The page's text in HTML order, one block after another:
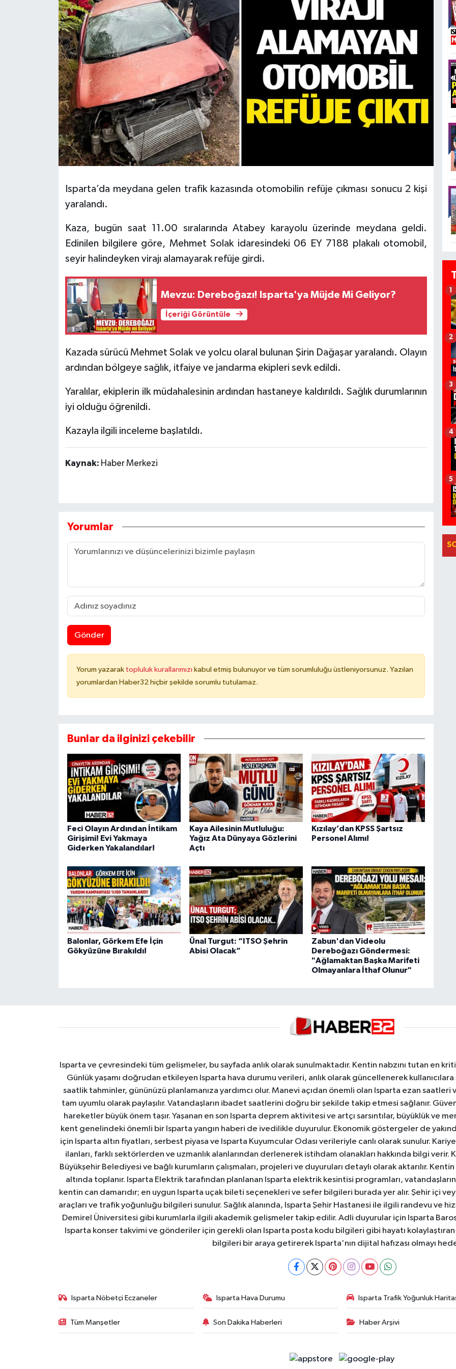
Isparta’da meydana gelen trafik kazasında otomobilin refüje çıkması sonucu 2 kişi
yaralandı.
Kaza, bugün saat 11.00 sıralarında Atabey karayolu üzerinde meydana geldi.
Edinilen bilgilere göre, Mehmet Solak idaresindeki 06 EY 7188 plakalı otomobil,
seyir halindeyken virajı alamayarak refüje girdi.
Mevzu: Dereboğazı! Isparta'ya Müjde Mi Geliyor?
İçeriği Görüntüle
Kazada sürücü Mehmet Solak ve yolcu olaral bulunan Şirin Dağaşar yaralandı. Olayın
ardından bölgeye sağlık, itfaiye ve jandarma ekipleri sevk edildi.
Yaralılar, ekiplerin ilk müdahalesinin ardından hastaneye kaldırıldı. Sağlık durumlarının
iyi olduğu öğrenildi.
Kazayla ilgili inceleme başlatıldı.
Kaynak: Haber Merkezi
Yorumlar
Gönder
Yorum yazarak topluluk kurallarımızı kabul etmiş bulunuyor ve tüm sorumluluğu üstleniyorsunuz. Yazılan
yorumlardan Haber32 hiçbir şekilde sorumlu tutulamaz.
Bunlar da ilginizi çekebilir
Feci Olayın Ardından İntikam
Girişimi! Evi Yakmaya
Giderken Yakalandılar!
Kaya Ailesinin Mutluluğu:
Yağız Ata Dünyaya Gözlerini
Açtı
Kızılay’dan KPSS Şartsız
Personel Alımı!
Balonlar, Görkem Efe İçin
Gökyüzüne Bırakıldı!
Ünal Turgut: “ITSO Şehrin
Abisi Olacak”
Zabun'dan Videolu
Dereboğazı Göndermesi:
"Ağlamaktan Başka Marifeti
Olmayanlara İthaf Olunur"
1
2
3
4
5
Isparta ve çevresindeki tüm gelişmeler, bu sayfada anlık olarak sunulmaktadır. Kentin nabzını tutan en
Günlük yaşamı doğrudan etkileyen Isparta hava durumu verileri, anlık olarak güncellenerek
saatlik tahminler, gününüzü planlamanıza yardımcı olur. Manevi açıdan önemli olan Isparta ezan
tam uyumlu olarak paylaşılır. Vatandaşların ibadet saatlerini doğru bir şekilde takip etmesi sağlanır.
hareketler büyük önem taşır. Yaşanan en son Isparta deprem aktivitesi ve artçı sarsıntılar, büyüklük ve
kent genelindeki önemli bir Isparta yangın haberi de ivedilikle duyurulur. Ekonomik göstergeler de
için Isparta altın fiyatları, serbest piyasa ve Isparta Kuyumcular Odası verileriyle canlı olarak sunulur.
ilanları, farklı sektörlerden ve uzmanlık alanlarından derlenerek istihdam olanakları hakkında bilgi verir.
Büyükşehir Belediyesi ve bağlı kurumların çalışmaları, projeleri ve duyuruları detaylı olarak aktarılır.
altında toplanır. Isparta Elektrik tarafından planlanan Isparta elektrik kesintisi programları,
kentin can damarıdır; en uygun Isparta uçak bileti seçenekleri ve sefer bilgileri burada yer alır. Şehir içi
araçları ve trafik yoğunluğu bilgileri sunulur. Sağlık alanında, Isparta Şehir Hastanesi ile ilgili randevu ve
Demirel Üniversitesi gibi kurumlarla ilgili akademik gelişmeler takip edilir. Adli duyurular için Isparta
Isparta konser takvimi ve gönderiler için gerekli olan Isparta posta kodu bilgileri gibi hayatı
bilgileri bir araya getirerek Isparta'nın dijital hafızası olmayı
Isparta Nöbetçi Eczaneler Isparta Hava Durumu Isparta Trafik Yoğunluk
Tüm Manşetler Son Dakika Haberleri Haber Arşivi
HABERDE İNSAN
KÜLTÜR SANAT
MAGAZİN
POLİTİKA
Teknoloji